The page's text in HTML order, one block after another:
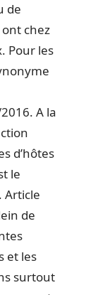
de
chez
Pour les
A la
d’hôtes
le
Article
de
et les
surtout